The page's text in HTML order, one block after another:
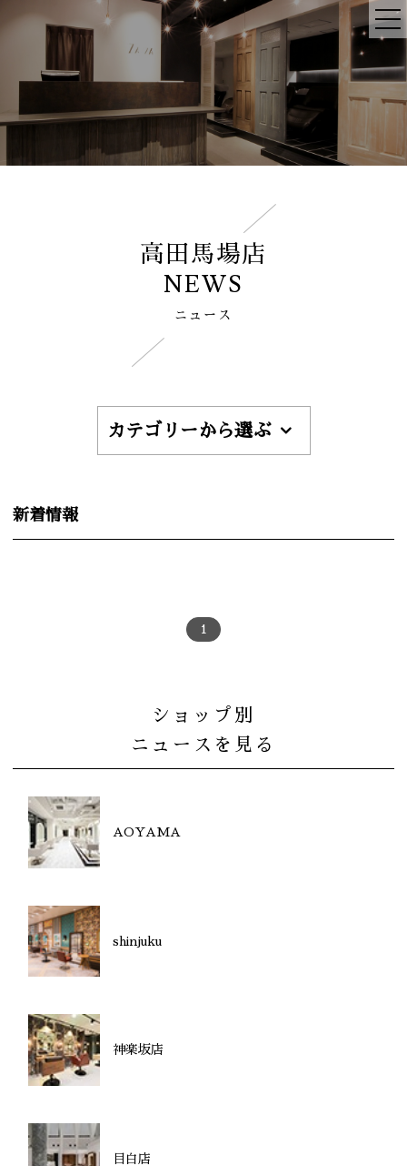
高田馬場店
NEWS
ニュース
カテゴリーから選ぶ
新着情報
1
ショップ別
ニュースを見る
AOYAMA
shinjuku
神楽坂店
目白店